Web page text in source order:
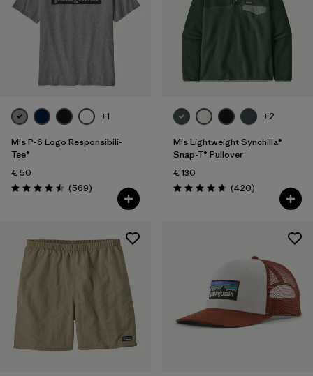
+1
M's P-6 Logo Responsibili-
Tee®
€ 50
Évaluation: 4.5 / 5
(569Avis
)
+2
M's Lightweight Synchilla®
Snap-T® Pullover
€ 130
Évaluation: 4.7 / 5
(420Avis
)